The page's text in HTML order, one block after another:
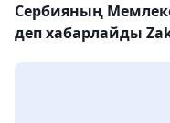
Сербияның
деп хабарлайды